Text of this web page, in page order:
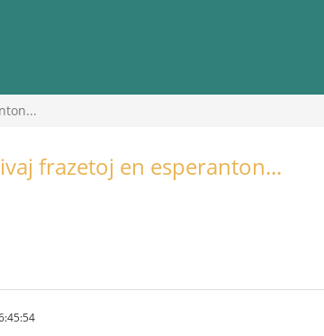
frazetoj en esperanton...